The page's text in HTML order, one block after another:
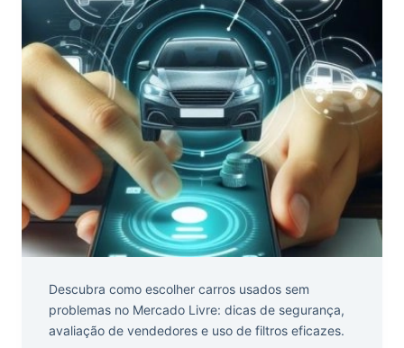
Descubra como escolher carros usados sem
problemas no Mercado Livre: dicas de segurança,
avaliação de vendedores e uso de filtros eficazes.